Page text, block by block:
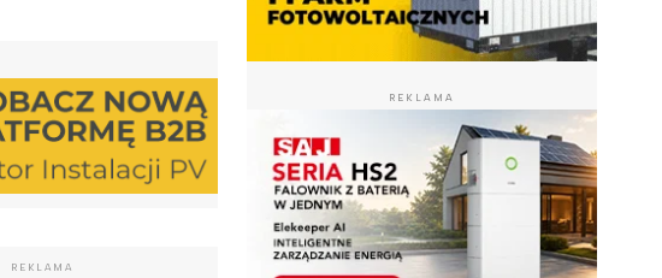
REKLAMA
REKLAMA